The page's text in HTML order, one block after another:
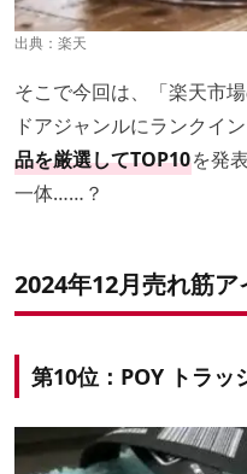
出典： 楽天
そこで今回は、「楽天市
ドアジャンルにランクイ
品を厳選してTOP10を発
一体……？
2024年12月売れ筋ア
第10位： POY トラッ